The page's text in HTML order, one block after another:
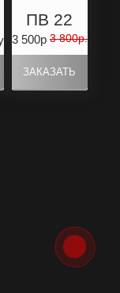
ПВ 22
3 500р 3 800р.